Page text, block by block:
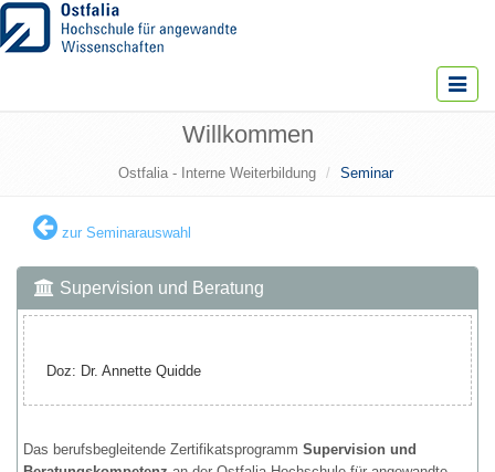
Toggle
Willkommen
Ostfalia - Interne Weiterbildung Seminar
zur Seminarauswahl
Supervision und Beratung
Doz: Dr. Annette Quidde
Das berufsbegleitende Zertifikatsprogramm Supervision und